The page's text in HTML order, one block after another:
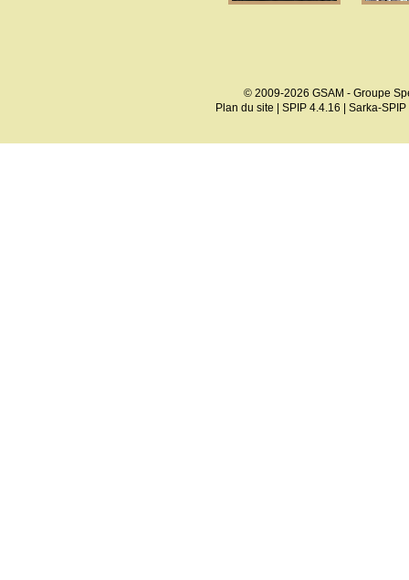
© 2009-2026 GSAM - Groupe
Plan du site | SPIP 4.4.16 | Sarka-SPIP